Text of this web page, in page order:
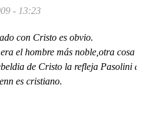
- 13:23
con Cristo es obvio.
el hombre más noble,otra cosa
de Cristo la refleja Pasolini
es cristiano.